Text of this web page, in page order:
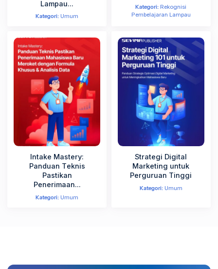
Lampau...
Kategori: Umum
Kategori: Rekognisi
Pembelajaran Lampau
Intake Mastery:
Panduan Teknis
Pastikan
Penerimaan...
Kategori: Umum
Strategi Digital
Marketing untuk
Perguruan Tinggi
Kategori:Umum